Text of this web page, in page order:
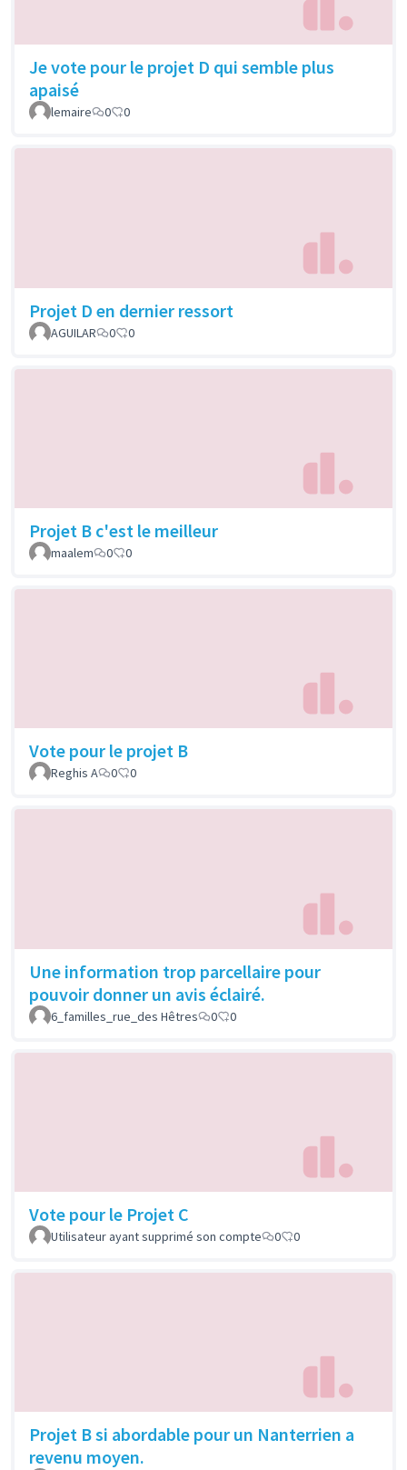
Je vote pour le projet D qui semble plus
apaisé
lemaire 0 0
Projet D en dernier ressort
AGUILAR 0 0
Projet B c'est le meilleur
maalem 0 0
Vote pour le projet B
Reghis A 0 0
Une information trop parcellaire pour
pouvoir donner un avis éclairé.
6_familles_rue_des Hêtres 0 0
Vote pour le Projet C
Utilisateur ayant supprimé son compte 0 0
Projet B si abordable pour un Nanterrien a
revenu moyen.